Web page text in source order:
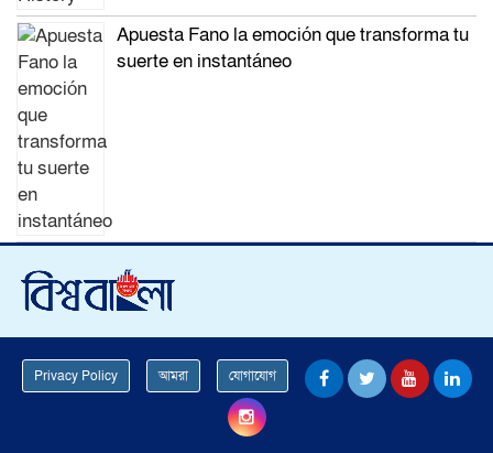
Apuesta Fano la emoción que transforma tu
suerte en instantáneo
Privacy Policy আমরা যোগাযোগ